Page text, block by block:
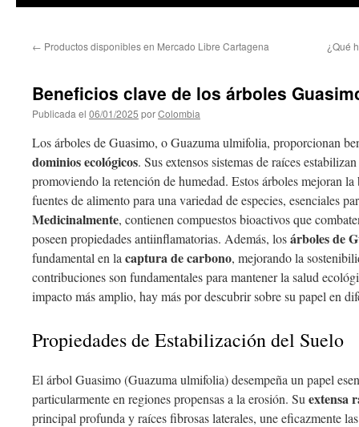
← Productos disponibles en Mercado Libre Cartagena ¿Qué
Beneficios clave de los árboles
Publicada el 06/01/2025 porColombia
Los árboles de Guasimo, o Guazuma ulmifolia, proporcionan
dominios ecológicos. Sus extensos sistemas de raíces
promoviendo la retención de humedad. Estos árboles mejoran la
fuentes de alimento para una variedad de especies, esenciales
Medicinalmente, contienen compuestos bioactivos que
poseen propiedades antiinflamatorias. Además, losárboles de
fundamental en la captura de carbono, mejorando la
contribuciones son fundamentales para mantener la salud
impacto más amplio, hay más por descubrir sobre su papel en
Propiedades de Estabilización del Suelo
El árbol Guasimo (Guazuma ulmifolia) desempeña un papel
particularmente en regiones propensas a la erosión. Su extensa
principal profunda y raíces fibrosas laterales, une eficazmente